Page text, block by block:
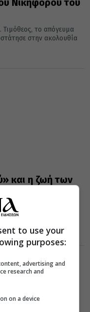
Νικηφόρου του
το απόγευμα
στην ακολουθία
και η ζωή των
το Σάββατο 3
Ιερό Ναό Αγίας
to use your
purposes:
advertising and
research and
on a device